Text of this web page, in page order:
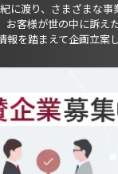
に渡り、さまざまな事
お客様が世の中に訴え
報を踏まえて企画立案し